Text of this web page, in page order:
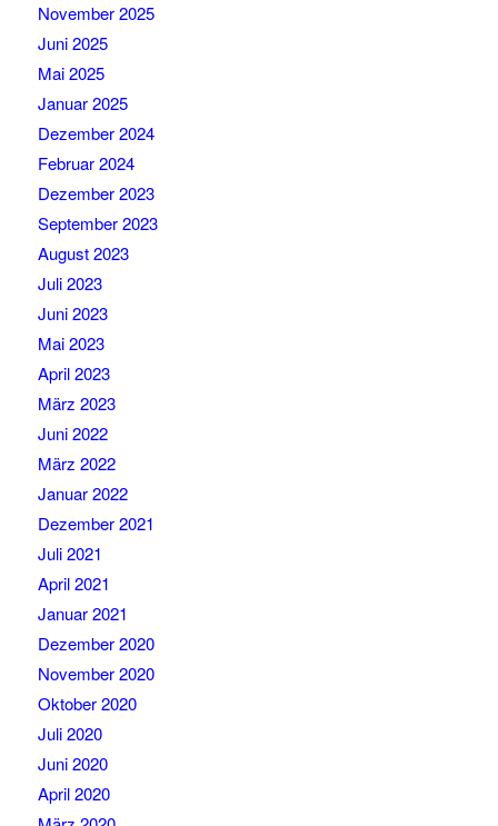
November 2025
Juni 2025
Mai 2025
Januar 2025
Dezember 2024
Februar 2024
Dezember 2023
September 2023
August 2023
Juli 2023
Juni 2023
Mai 2023
April 2023
März 2023
Juni 2022
März 2022
Januar 2022
Dezember 2021
Juli 2021
April 2021
Januar 2021
Dezember 2020
November 2020
Oktober 2020
Juli 2020
Juni 2020
April 2020